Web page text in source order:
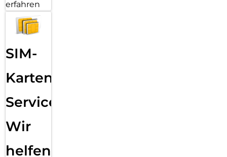
erfahren
SIM-
Karten
Service:
Wir
helfen